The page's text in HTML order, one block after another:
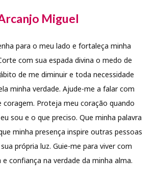
Miguel
para o meu lado e fortaleça minha
com sua espada divina o medo de
de me diminuir e toda necessidade
minha verdade. Ajude-me a falar com
coragem. Proteja meu coração quando
sou e o que preciso. Que minha palavra
minha presença inspire outras pessoas
própria luz. Guie-me para viver com
confiança na verdade da minha alma.